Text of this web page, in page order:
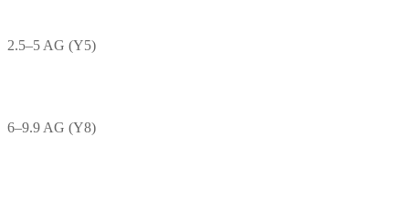
2.5–5 AG (Y5)
6–9.9 AG (Y8)